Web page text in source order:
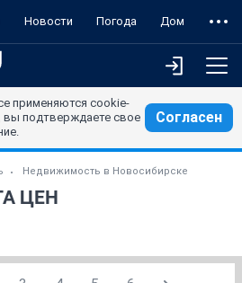
Новости Погода Дом
применяются cookie-
вы подтверждаете свое
Согласен
Недвижимость в Новосибирске
ЦЕН